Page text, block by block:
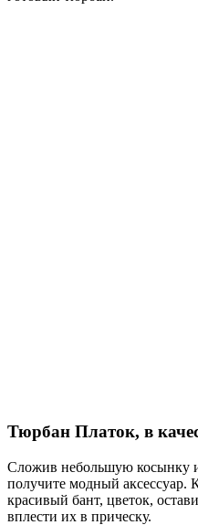
Тюрбан Платок, в
Сложив небольшую косынку
получите модный
красивый бант, цветок,
вплести их в прическу.